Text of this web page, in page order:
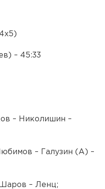
– 45:33
– Николишин –
– Галузин (А) –
– Ленц;